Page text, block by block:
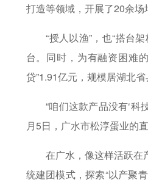
打造等领域，开展了20余
“授人以渔”，也“搭台架
台。同时，为有融资困难
贷”1.91亿元，规模居湖北
“咱们这款产品没有‘科
月5日，广水市松淳蛋业的
在广水，像这样活跃在
统建团模式，探索“以产聚